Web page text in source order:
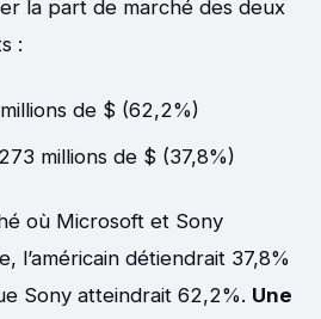
la part de marché des deux
:
de $ (62,2%)
millions de $ (37,8%)
où Microsoft et Sony
l’américain détiendrait 37,8%
Sony atteindrait 62,2%. Une